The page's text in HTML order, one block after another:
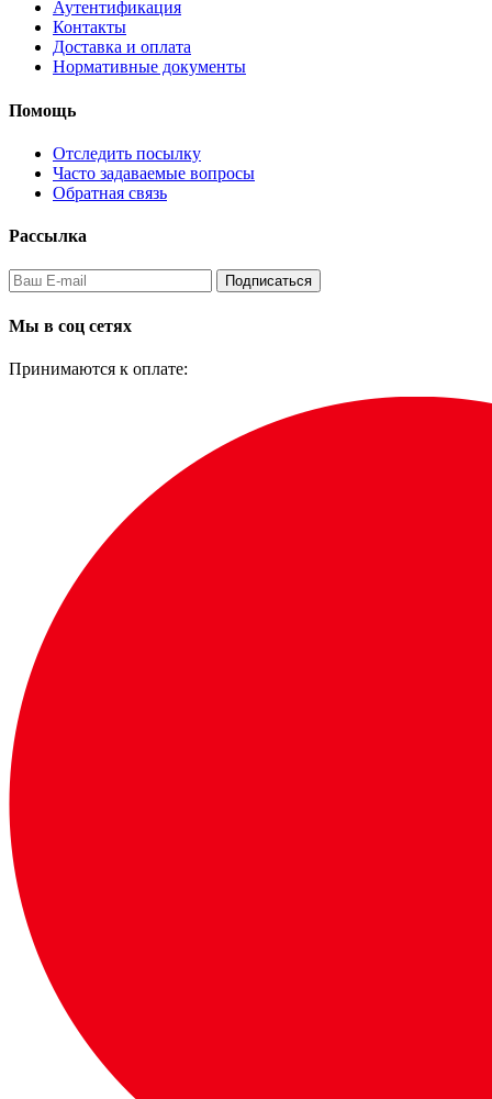
Аутентификация
Контакты
Доставка и оплата
Нормативные документы
Помощь
Отследить посылку
Часто задаваемые вопросы
Обратная связь
Рассылка
Подписаться
Мы в соц сетях
Принимаются к оплате: